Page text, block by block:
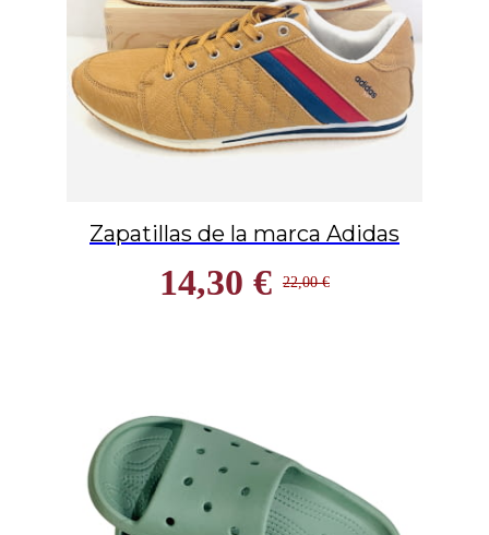
Zapatillas de la marca Adidas
22,00 €
14,30 €